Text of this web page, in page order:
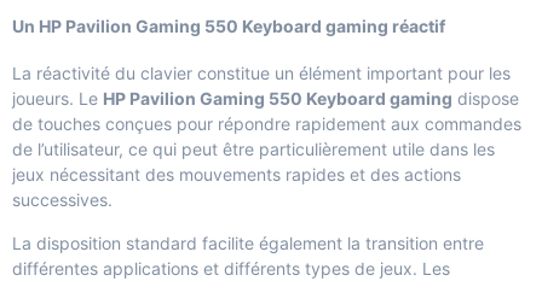
Un HP Pavilion Gaming 550 Keyboard gaming réactif
La réactivité du clavier constitue un élément important pour les
joueurs. Le HP Pavilion Gaming 550 Keyboard gaming dispose
de touches conçues pour répondre rapidement aux commandes
de l’utilisateur, ce qui peut être particulièrement utile dans les
jeux nécessitant des mouvements rapides et des actions
successives.
La disposition standard facilite également la transition entre
différentes applications et différents types de jeux. Les